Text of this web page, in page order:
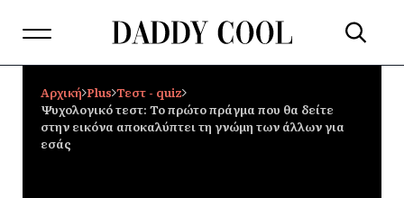
Αρχική Plus Τεστ - quiz
Ψυχολογικό τεστ: Το πρώτο πράγμα που θα δείτε
στην εικόνα αποκαλύπτει τη γνώμη των άλλων για
εσάς